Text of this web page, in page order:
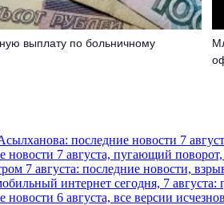
выплату по больничному
последние новости 7
новости 7 августа, пугающий поворот,
7 августа: последние новости,
интернет сегодня, 7 августа:
новости 6 августа, все версии